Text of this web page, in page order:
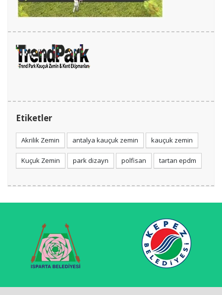
Etiketler
Akrilik Zemin antalya kauçuk zemin kauçuk zemin
Kuçuk Zemin park dizayn polfisan tartan epdm